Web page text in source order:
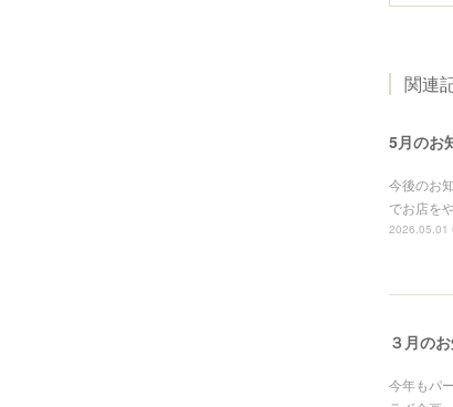
関連
5月のお
今後のお
でお店を
2026.05.01
３月の
今年もパ